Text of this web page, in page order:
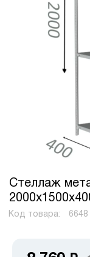
Стеллаж
Код товара: 6648